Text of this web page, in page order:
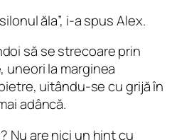
ăla”, i-a spus Alex.
să se strecoare prin
la marginea
uitându-se cu grijă în
adâncă.
Nu are nici un hint cu